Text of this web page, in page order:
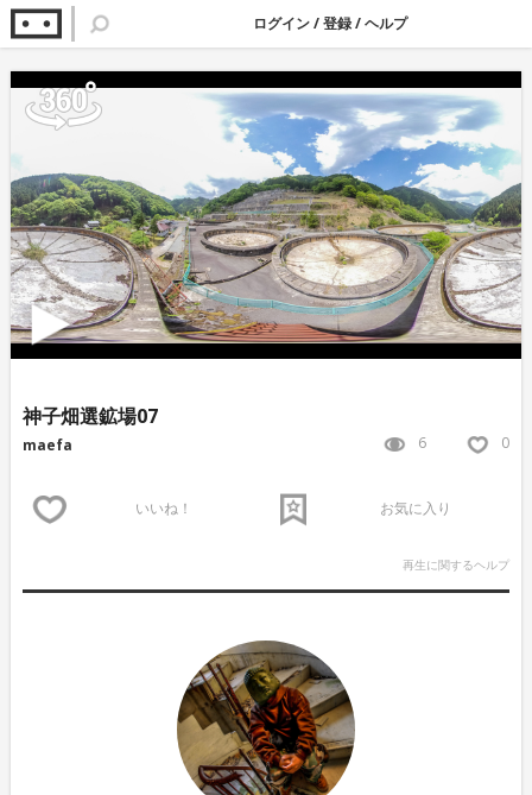
ログイン/登録/ヘルプ
神子畑選鉱場07
maefa 6 0
いいね！ お気に入り
再生に関するヘルプ